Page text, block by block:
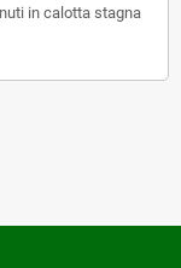
in calotta stagna